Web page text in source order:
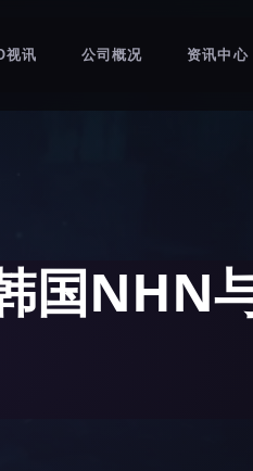
视讯 公司概况 资讯中心
国NHN